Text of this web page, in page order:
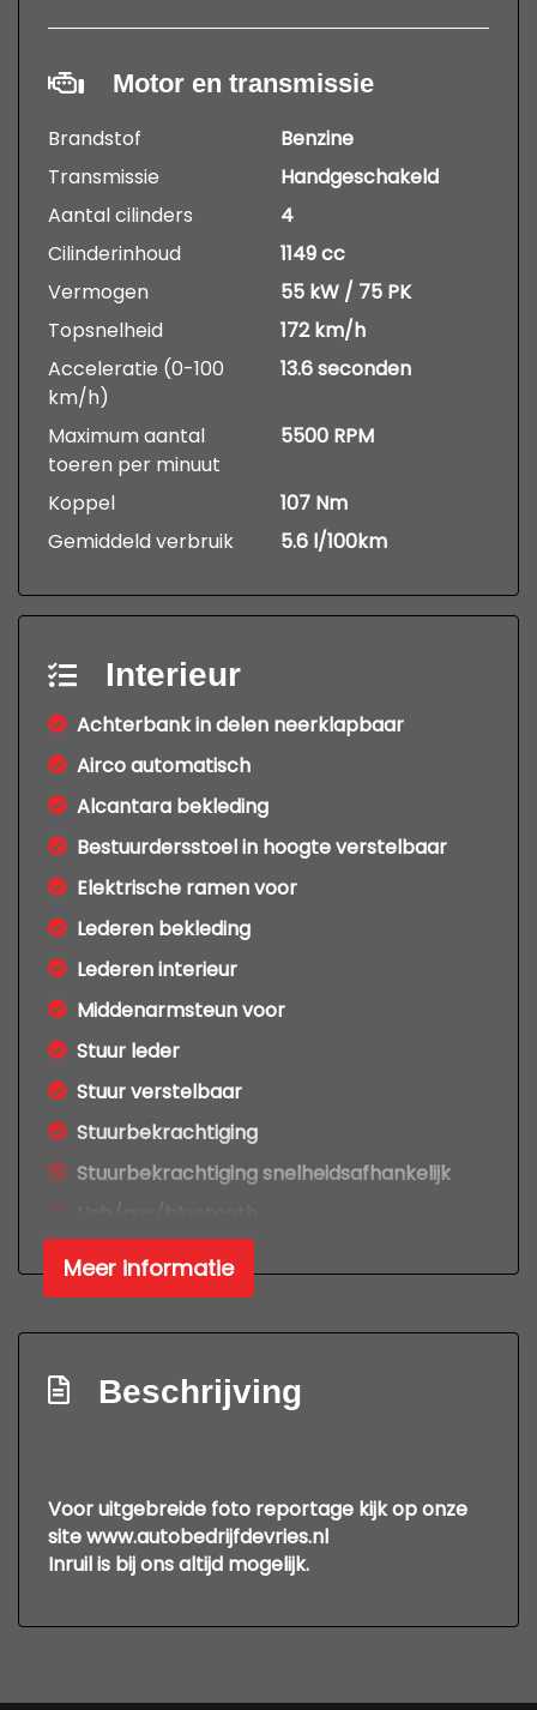
Motor en transmissie
Brandstof
Benzine
Transmissie
Handgeschakeld
Aantal cilinders
4
Cilinderinhoud
1149 cc
Vermogen
55 kW / 75 PK
Topsnelheid
172 km/h
Acceleratie (0-100
km/h)
13.6 seconden
Maximum aantal
toeren per minuut
5500 RPM
Koppel
107 Nm
Gemiddeld verbruik
5.6 l/100km
Interieur
Achterbank in delen neerklapbaar
Airco automatisch
Alcantara bekleding
Bestuurdersstoel in hoogte verstelbaar
Elektrische ramen voor
Lederen bekleding
Lederen interieur
Middenarmsteun voor
Stuur leder
Stuur verstelbaar
Stuurbekrachtiging
Stuurbekrachtiging snelheidsafhankelijk
Exterieur
Buitenspiegels elektrisch verstel- en
Buitenspiegels verwarmbaar
Centrale vergrendeling met
afstandsbediening
Extra getint glas achter
Metaalkleur
Meer informatie
Beschrijving
Voor uitgebreide foto reportage kijk op onze
site www.autobedrijfdevries.nl
Inruil is bij ons altijd mogelijk.